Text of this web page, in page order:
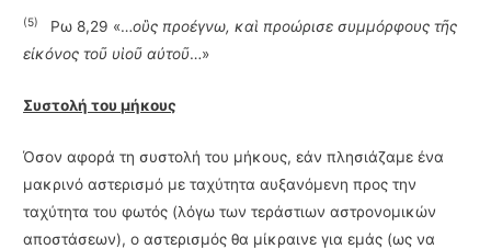
(5) Ρω 8,29 «…οὓς προέγνω, καὶ προώρισε συμμόρφους τῆς
εἰκόνος τοῦ υἱοῦ αὐτοῦ…»
Συστολή του μήκους
Όσον αφορά τη συστολή του μήκους, εάν πλησιάζαμε ένα
μακρινό αστερισμό με ταχύτητα αυξανόμενη προς την
ταχύτητα του φωτός (λόγω των τεράστιων αστρονομικών
αποστάσεων), ο αστερισμός θα μίκραινε για εμάς (ως να